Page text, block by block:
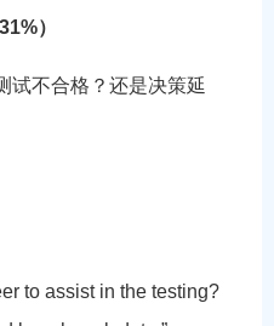
）
试不合格？还是决策延
to assist in the testing?